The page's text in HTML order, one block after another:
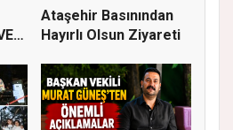
Ataşehir Basınından
Hayırlı Olsun Ziyareti